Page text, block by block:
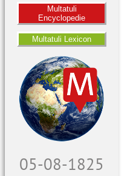
Multatuli
Encyclopedie
Multatuli Lexicon
06-08-1825